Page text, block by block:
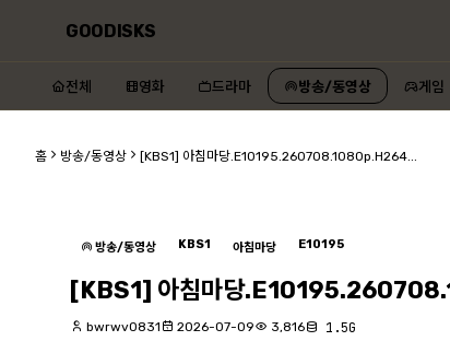
GOODISKS
전체 영화 드라마 방송/동영상 게임
홈 방송/동영상 [KBS1] 아침마당.E10195.260708.1080p.H264...
방송/동영상 KBS1 아침마당 E10195
[KBS1] 아침마당
bwrwv0831 2026-07-09 3,816 1.5G